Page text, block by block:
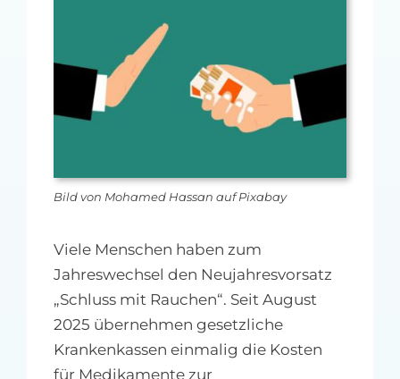
MFA-heute Newsletter-Anmeldung
Über uns
Ihre Werbung auf MFA-heute.de
nach:Bild von Mohamed Hassan auf Pixabay
Viele Menschen haben zum
Jahreswechsel den Neujahresvorsatz
„Schluss mit Rauchen“. Seit August
2025 übernehmen gesetzliche
Krankenkassen einmalig die Kosten
für Medikamente zur